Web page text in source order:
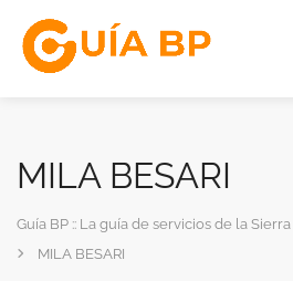
MILA BESARI
Guía BP :: La guía de servicios de la Sierra
MILA BESARI